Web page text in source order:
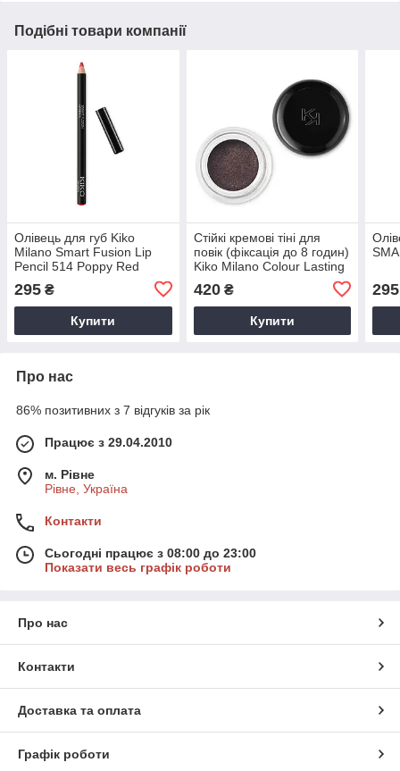
Подібні товари компанії
Олівець для губ Kiko
Milano Smart Fusion Lip
Pencil 514 Poppy Red
295 ₴
Купити
Стійкі кремові тіні для
повік (фіксація до 8 годин)
Kiko Milano Colour Lasting
420₴
Купити
295
Про нас
86% позитивних з 7 відгуків за рік
Працює з 29.04.2010
м. Рівне
Рівне, Україна
Контакти
Сьогодні працює з 08:00 до 23:00
Показати весь графік роботи
Про нас
Контакти
Доставка та оплата
Графік роботи